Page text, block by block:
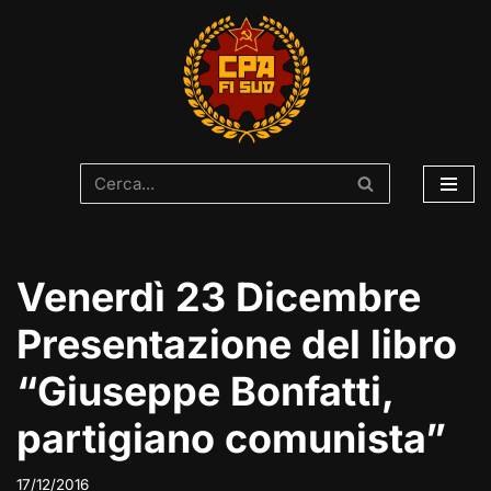
Venerdì 23 Dicembre
Presentazione del libro
“Giuseppe Bonfatti,
partigiano comunista”
17/12/2016